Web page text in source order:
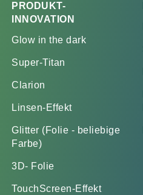
PRODUKT-
INNOVATION
Glow in the dark
Super-Titan
Clarion
Linsen-Effekt
Glitter (Folie - beliebige
Farbe)
3D- Folie
TouchScreen-Effekt